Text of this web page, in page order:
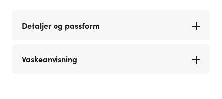
Detaljer og passform
Vaskeanvisning